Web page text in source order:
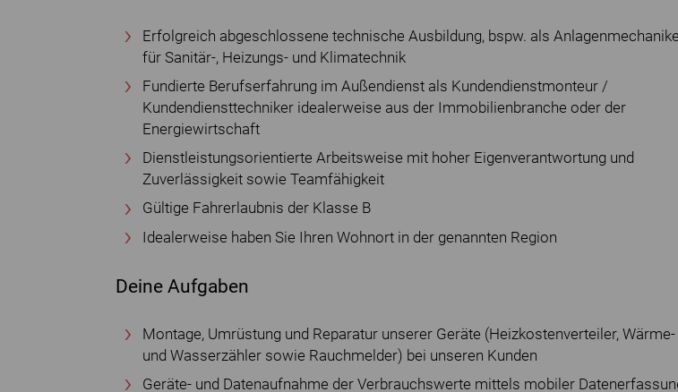
Erfolgreich abgeschlossene technische Ausbildung, bspw. als
für Sanitär-, Heizungs- und Klimatechnik
Fundierte Berufserfahrung im Außendienst als Kundendienstmonteur /
Kundendiensttechniker idealerweise aus der Immobilienbranche oder der
Energiewirtschaft
Dienstleistungsorientierte Arbeitsweise mit hoher Eigenverantwortung und
Zuverlässigkeit sowie Teamfähigkeit
Gültige Fahrerlaubnis der Klasse B
Idealerweise haben Sie Ihren Wohnort in der genannten Region
Deine Aufgaben
Montage, Umrüstung und Reparatur unserer Geräte (Heizkostenverteiler, Wärme-
und Wasserzähler sowie Rauchmelder) bei unseren Kunden
Geräte- und Datenaufnahme der Verbrauchswerte mittels mobiler